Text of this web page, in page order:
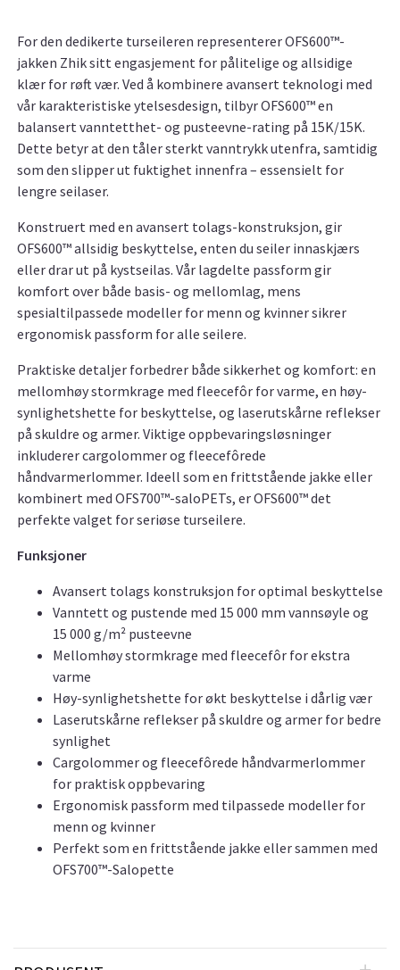
For den dedikerte turseileren representerer OFS600™-
jakken Zhik sitt engasjement for pålitelige og allsidige
klær for røft vær. Ved å kombinere avansert teknologi med
vår karakteristiske ytelsesdesign, tilbyr OFS600™ en
balansert vanntetthet- og pusteevne-rating på 15K/15K.
Dette betyr at den tåler sterkt vanntrykk utenfra, samtidig
som den slipper ut fuktighet innenfra – essensielt for
lengre seilaser.
Konstruert med en avansert tolags-konstruksjon, gir
OFS600™ allsidig beskyttelse, enten du seiler innaskjærs
eller drar ut på kystseilas. Vår lagdelte passform gir
komfort over både basis- og mellomlag, mens
spesialtilpassede modeller for menn og kvinner sikrer
ergonomisk passform for alle seilere.
Praktiske detaljer forbedrer både sikkerhet og komfort: en
mellomhøy stormkrage med fleecefôr for varme, en høy-
synlighetshette for beskyttelse, og laserutskårne reflekser
på skuldre og armer. Viktige oppbevaringsløsninger
inkluderer cargolommer og fleecefôrede
håndvarmerlommer. Ideell som en frittstående jakke eller
kombinert med OFS700™-saloPETs, er OFS600™ det
perfekte valget for seriøse turseilere.
Funksjoner
Avansert tolags konstruksjon for optimal beskyttelse
Vanntett og pustende med 15 000 mm vannsøyle og
15 000 g/m² pusteevne
Mellomhøy stormkrage med fleecefôr for ekstra
varme
Høy-synlighetshette for økt beskyttelse i dårlig vær
Laserutskårne reflekser på skuldre og armer for bedre
synlighet
Cargolommer og fleecefôrede håndvarmerlommer
for praktisk oppbevaring
Ergonomisk passform med tilpassede modeller for
menn og kvinner
Perfekt som en frittstående jakke eller sammen med
OFS700™-Salopette